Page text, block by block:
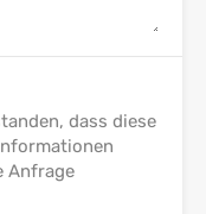
dass diese
Anfrage